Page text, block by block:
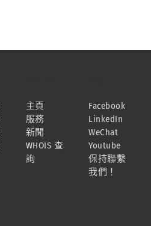
主頁
服務
新聞
WHOIS 查
詢
Facebook
LinkedIn
WeChat
Youtube
保持聯繫
我們！